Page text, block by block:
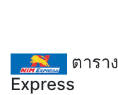
ตารา
Express